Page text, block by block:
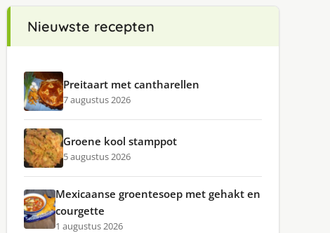
Nieuwste recepten
Preitaart met cantharellen
7 augustus 2026
Groene kool stamppot
5 augustus 2026
Mexicaanse groentesoep met gehakt en
courgette
1 augustus 2026